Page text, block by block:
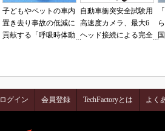
子どもやペットの車内
置き去り事故の低減に
貢献する「呼吸時体動
自動車衝突安全試験用
高速度カメラ、最大6
ヘッド接続による完全
ログイン 会員登録 TechFactoryとは よく